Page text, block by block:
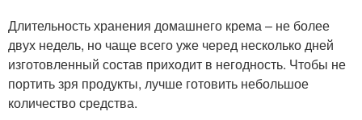
Длительность хранения домашнего крема – не более
двух недель, но чаще всего уже черед несколько дней
изготовленный состав приходит в негодность. Чтобы не
портить зря продукты, лучше готовить небольшое
количество средства.